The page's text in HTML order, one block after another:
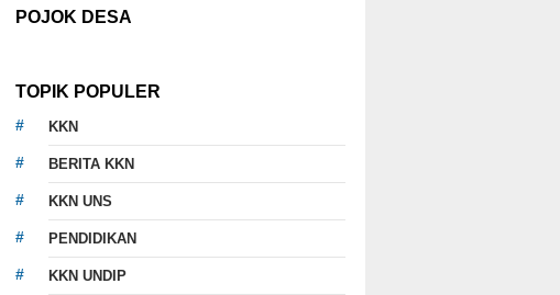
POJOK DESA
TOPIK POPULER
KKN
BERITA KKN
KKN UNS
PENDIDIKAN
KKN UNDIP